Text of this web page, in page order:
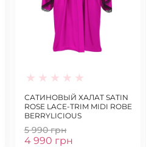
САТИНОВЫЙ ХАЛАТ SATIN
ROSE LACE-TRIM MIDI ROBE
BERRYLICIOUS
5 990 грн
4 990 грн